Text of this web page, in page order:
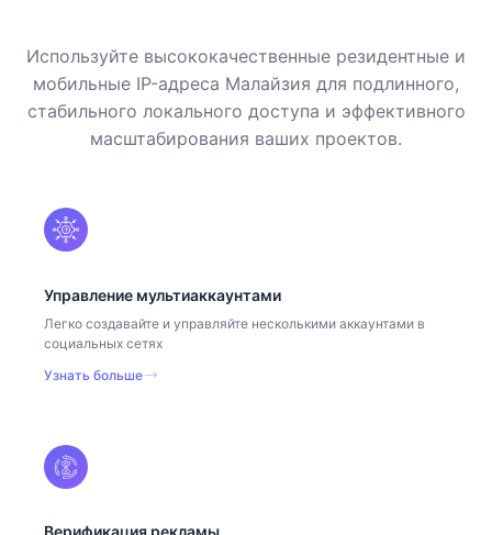
Используйте высококачественные резидентные и
мобильные IP-адреса Малайзия для подлинного,
стабильного локального доступа и эффективного
масштабирования ваших проектов.
Управление мультиаккаунтами
Легко создавайте и управляйте несколькими аккаунтами в
социальных сетях
Узнать больше